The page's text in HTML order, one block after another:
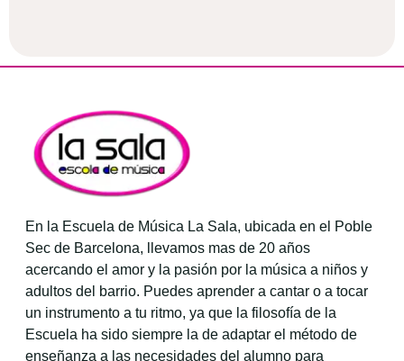
En la Escuela de Música La Sala, ubicada en el Poble
Sec de Barcelona, llevamos mas de 20 años
acercando el amor y la pasión por la música a niños y
adultos del barrio. Puedes aprender a cantar o a tocar
un instrumento a tu ritmo, ya que la filosofía de la
Escuela ha sido siempre la de adaptar el método de
enseñanza a las necesidades del alumno para